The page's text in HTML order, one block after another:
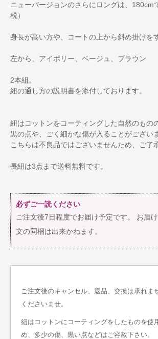
ニューバージョンのさらにロングは、180cm
税）
身長が高い方や、コートの上から斜め掛けを
左から、アイボリー、ベージュ、ブラウン
2本組。
紐の通し方の説明書を添付しております。
紐はコットンをコーティングした自然のもの
黒の点や、ごく細かな傷が入ることがござい
こちらは不良品ではございませんため、ご了
長紐は3点まで送料無料です。
必ずご一読ください
ご注文後7日程度でお届け予定です。 お届
文の同梱は出来かねます。
ご注文後のキャンセル、返品、交換は承れま
くださいませ。
紐はコットンにコーティングをしたものを使
め、多少の傷、黒い点などはご容赦下さい。